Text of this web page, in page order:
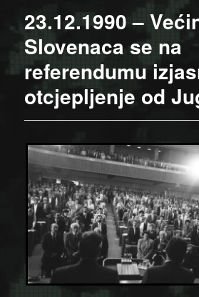
23.12.1990 –
Slovenaca se na
referendumu
otcjepljenje od